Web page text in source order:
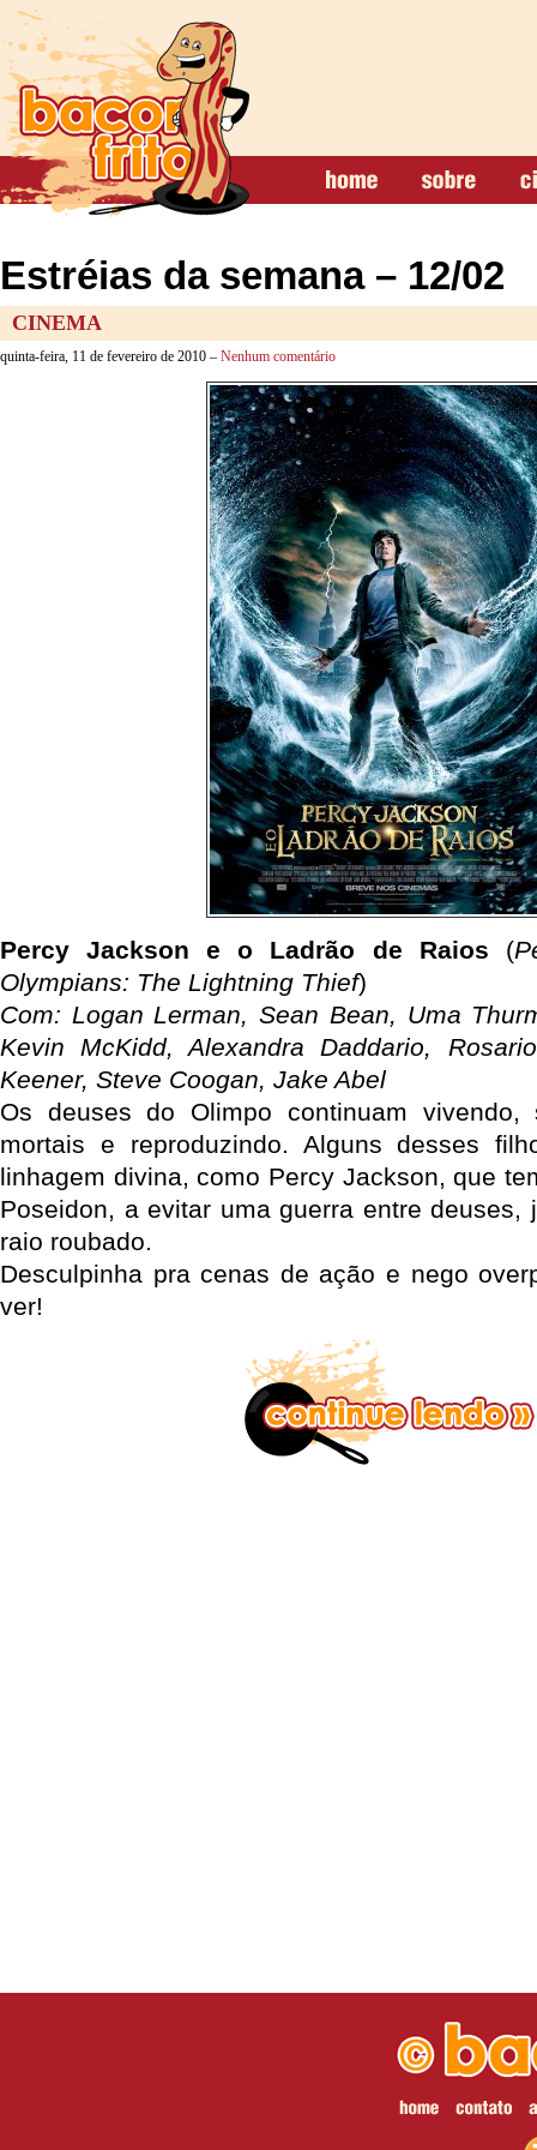
Estréias da semana – 12/02
CINEMA
quinta-feira, 11 de fevereiro de 2010 – Nenhum comentário
Percy Jackson e o Ladrão de Raios (
Olympians: The Lightning Thief)
Com: Logan Lerman, Sean Bean, Uma
Kevin McKidd, Alexandra Daddario,
Keener, Steve Coogan, Jake Abel
Os deuses do Olimpo continuam vivendo,
mortais e reproduzindo. Alguns desses
linhagem divina, como Percy Jackson, que
Poseidon, a evitar uma guerra entre deuses,
raio roubado.
Desculpinha pra cenas de ação e nego
ver!